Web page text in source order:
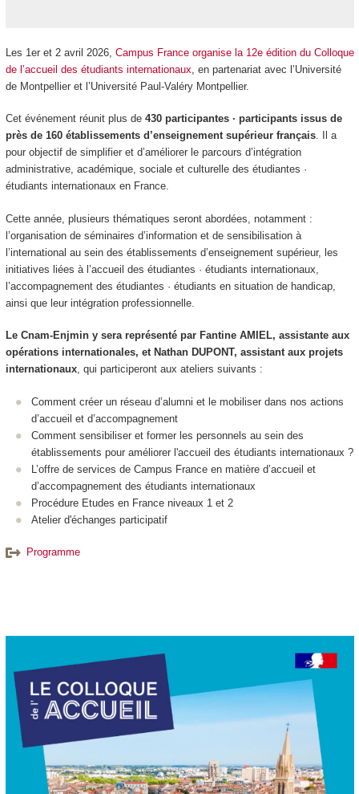
Les 1eret 2 avril 2026, Campus France organise la 12eédition du Colloque
de l’accueil des étudiants internationaux , en partenariat avec l’Université
de Montpellier et l’Université Paul-Valéry Montpellier.
Cet événement réunit plus de 430 participantes · participants issus de
près de 160 établissements d’enseignement supérieur français. Il a
pour objectif de simplifier et d’améliorer le parcours d’intégration
administrative, académique, sociale et culturelle des étudiantes ·
étudiants internationaux en France.
Cette année, plusieurs thématiques seront abordées, notamment :
l’organisation de séminaires d’information et de sensibilisation à
l’international au sein des établissements d’enseignement supérieur, les
initiatives liées à l’accueil des étudiantes · étudiants internationaux,
l’accompagnement des étudiantes · étudiants en situation de handicap,
ainsi que leur intégration professionnelle.
Le Cnam-Enjmin y sera représenté par Fantine AMIEL, assistante aux
opérations internationales, et Nathan DUPONT, assistant aux projets
internationaux, qui participeront aux ateliers suivants :
Comment créer un réseau d’alumni et le mobiliser dans nos actions
d’accueil et d’accompagnement
Comment sensibiliser et former les personnels au sein des
établissements pour améliorer l'accueil des étudiants internationaux ?
L’offre de services de Campus France en matière d’accueil et
d’accompagnement des étudiants internationaux
Procédure Etudes en France niveaux 1 et 2
Atelier d'échanges participatif
Programme